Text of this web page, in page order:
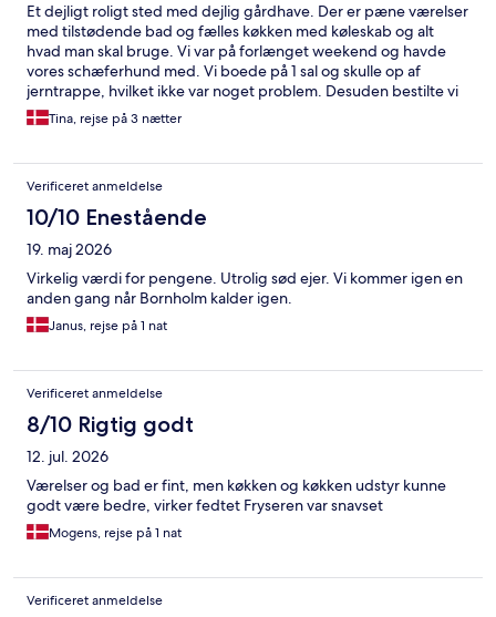
Et dejligt roligt sted med dejlig gårdhave. Der er pæne værelser
med tilstødende bad og fælles køkken med køleskab og alt
hvad man skal bruge. Vi var på forlænget weekend og havde
vores schæferhund med. Vi boede på 1 sal og skulle op af
jerntrappe, hvilket ikke var noget problem. Desuden bestilte vi
incl. morgenmad, hvilket var i orden med alt hvad man kan
ønske sig. Vi kan klart anbefale stedet. Både med børn og med
Tina, rejse på 3 nætter
Verificeret anmeldelse
10/10 Enestående
19. maj 2026
Virkelig værdi for pengene. Utrolig sød ejer. Vi kommer igen en
anden gang når Bornholm kalder igen.
Janus, rejse på 1 nat
Verificeret anmeldelse
8/10 Rigtig godt
12. jul. 2026
Værelser og bad er fint, men køkken og køkken udstyr kunne
godt være bedre, virker fedtet Fryseren var snavset
Mogens, rejse på 1 nat
Verificeret anmeldelse